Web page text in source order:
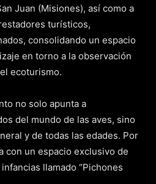
Juan (Misiones), así como a
turísticos,
consolidando un espacio
en torno a la observación
ecoturismo.
no solo apunta a
del mundo de las aves, sino
y de todas las edades. Por
con un espacio exclusivo de
llamado “Pichones